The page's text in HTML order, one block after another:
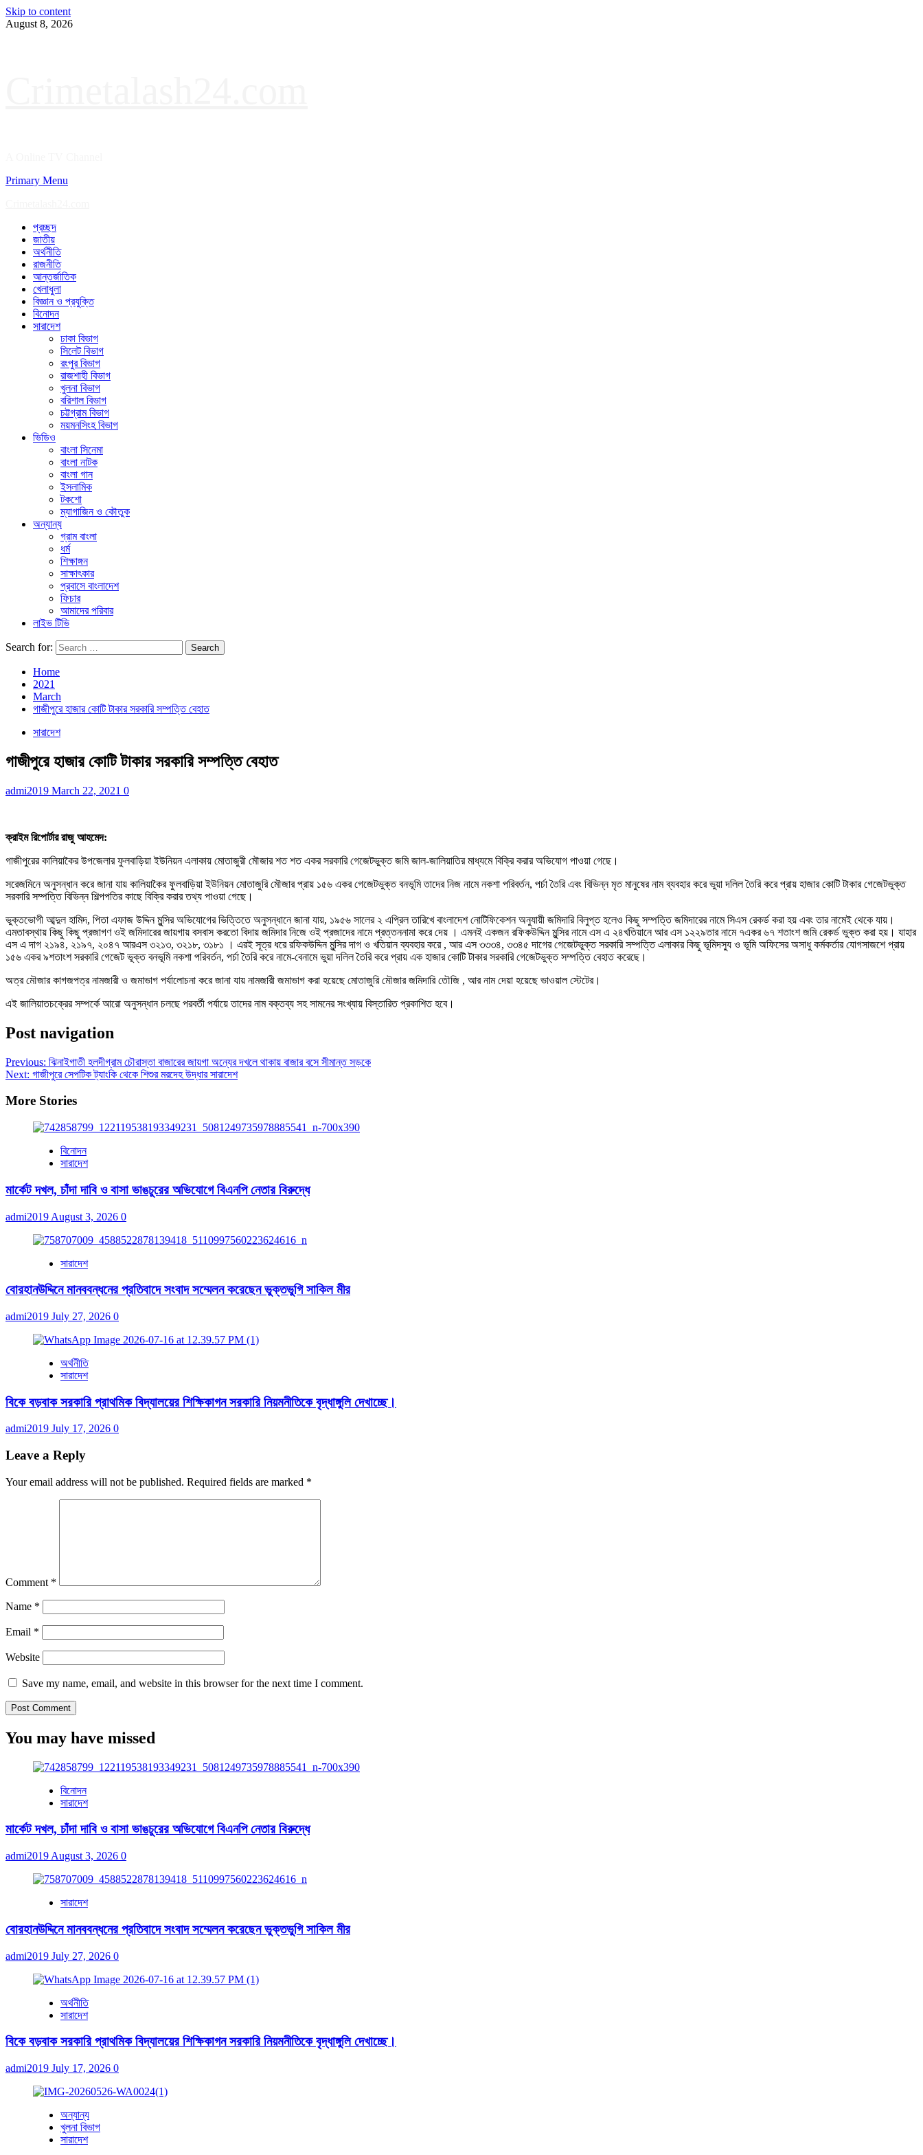
Skip to content
August 8, 2026
Primary Menu
প্রচ্ছদ
জাতীয়
অর্থনীতি
রাজনীতি
আন্তর্জাতিক
খেলাধুলা
বিজ্ঞান ও প্রযুক্তি
বিনোদন
সারাদেশ
ঢাকা বিভাগ
সিলেট বিভাগ
রংপুর বিভাগ
রাজশাহী বিভাগ
খুলনা বিভাগ
বরিশাল বিভাগ
চট্টগ্রাম বিভাগ
ময়মনসিংহ বিভাগ
ভিডিও
বাংলা সিনেমা
বাংলা নাটক
বাংলা গান
ইসলামিক
টকশো
ম্যাগাজিন ও কৌতুক
অন্যান্য
গ্রাম বাংলা
ধর্ম
শিক্ষাঙ্গন
সাক্ষাৎকার
প্রবাসে বাংলাদেশ
ফিচার
আমাদের পরিবার
লাইভ টিভি
Search for:
Home
2021
March
গাজীপুরে হাজার কোটি টাকার সরকারি সম্পত্তি বেহাত
সারাদেশ
গাজীপুরে হাজার কোটি টাকার সরকারি সম্পত্তি বেহাত
admi2019 March 22, 2021 0
ক্রাইম রিপোর্টার রাজু আহমেদ:
গাজীপুরের কালিয়াকৈর উপজেলার ফুলবাড়িয়া ইউনিয়ন এলাকায় মোতাজুরী মৌজার শত শত একর সরকারি গেজেটভুক্ত জমি জাল-জালিয়াতির মাধ্যমে বিক্রি করার অভিযোগ পাওয়া গেছে।
সরেজমিনে অনুসন্ধান করে জানা যায় কালিয়াকৈর ফুলবাড়িয়া ইউনিয়ন মোতাজুরি মৌজার প্রায় ১৫৬ একর গেজেটভুক্ত বনভূমি তাদের নিজ নামে নকশা পরিবর্তন, পর্চা তৈরি এবং বিভিন্ন মৃত মানুষের নাম ব্যবহার করে ভুয়া দলিল তৈরি করে প্রায় হাজার কোটি টাকার গেজেটভুক্ত
সরকারি সম্পত্তি বিভিন্ন শিল্পপতির কাছে বিক্রি করার তথ্য পাওয়া গেছে।
ভুক্তভোগী আব্দুল হামিদ, পিতা এফাজ উদ্দিন মুন্সির অভিযোগের ভিত্তিতে অনুসন্ধানে জানা যায়, ১৯৫৬ সালের ২ এপ্রিল তারিখে বাংলাদেশ নোটিফিকেশন অনুযায়ী জমিদারি বিলুপ্ত হলেও কিছু সম্পত্তি জমিদারের নামে সিএস রেকর্ড করা হয় এবং তার নামেই থেকে যায়।
এমতাবস্থায় কিছু কিছু প্রজাগণ ওই জমিদারের জায়গায় বসবাস করতো বিদায় জমিদার নিজে ওই প্রজাদের নামে প্রত্তননামা করে দেয় । এমনই একজন রফিকউদ্দিন মুন্সির নামে এস এ ২৪খতিয়ানে আর এস ১২২৯তার নামে ৭একর ৬৭ শতাংশ জমি রেকর্ড ভুক্ত করা হয়। যাহার
এস এ দাগ ২১৯৪, ২১৯৭, ২০৪৭ আরএস ৩২১৩, ৩২১৮, ৩১৮১ । এরই সূত্র ধরে রফিকউদ্দিন মুন্সির দাগ ও খতিয়ান ব্যবহার করে , আর এস ৩৩৩৪, ৩৩৪৫ দাগের গেজেটভুক্ত সরকারি সম্পত্তি এলাকার কিছু ভূমিদস্যু ও ভূমি অফিসের অসাধু কর্মকর্তার যোগসাজশে প্রায়
১৫৬ একর ৯শতাংশ সরকারি গেজেট ভূক্ত বনভূমি নকশা পরিবর্তন, পর্চা তৈরি করে নামে-বেনামে ভুয়া দলিল তৈরি করে প্রায় এক হাজার কোটি টাকার সরকারি গেজেটভুক্ত সম্পত্তি বেহাত করেছে।
অত্র মৌজার কাগজপত্র নামজারী ও জমাভাগ পর্যালোচনা করে জানা যায় নামজারী জমাভাগ করা হয়েছে মোতাজুরি মৌজার জমিদারি তৌজি , আর নাম দেয়া হয়েছে ভাওয়াল স্টেটের।
এই জালিয়াতচক্রের সম্পর্কে আরো অনুসন্ধান চলছে পরবর্তী পর্যায়ে তাদের নাম বক্তব্য সহ সামনের সংখ্যায় বিস্তারিত প্রকাশিত হবে।
Post navigation
Previous: ঝিনাইগাতী হলদীগ্রাম চৌরাস্তা বাজারের জায়গা অন্যের দখলে থাকায় বাজার বসে সীমান্ত সড়কে
Next: গাজীপুরে সেপটিক ট্যাংকি থেকে শিশুর মরদেহ উদ্ধার সারাদেশ
More Stories
বিনোদন
সারাদেশ
মার্কেট দখল, চাঁদা দাবি ও বাসা ভাঙচুরের অভিযোগে বিএনপি নেতার বিরুদ্ধে
admi2019 August 3, 2026 0
সারাদেশ
বোরহানউদ্দিনে মানববন্ধনের প্রতিবাদে সংবাদ সম্মেলন করেছেন ভুক্তভুগি সাকিল মীর
admi2019 July 27, 2026 0
অর্থনীতি
সারাদেশ
বিকে বড়বাক সরকারি প্রাথমিক বিদ্যালয়ের শিক্ষিকাগন সরকারি নিয়মনীতিকে বৃদ্ধাঙ্গুলি দেখাচ্ছে।
admi2019 July 17, 2026 0
Leave a Reply
Your email address will not be published. Required fields are marked *
Comment *
Name *
Email *
Website
Save my name, email, and website in this browser for the next time I comment.
You may have missed
বিনোদন
সারাদেশ
মার্কেট দখল, চাঁদা দাবি ও বাসা ভাঙচুরের অভিযোগে বিএনপি নেতার বিরুদ্ধে
admi2019 August 3, 2026 0
সারাদেশ
বোরহানউদ্দিনে মানববন্ধনের প্রতিবাদে সংবাদ সম্মেলন করেছেন ভুক্তভুগি সাকিল মীর
admi2019 July 27, 2026 0
অর্থনীতি
সারাদেশ
বিকে বড়বাক সরকারি প্রাথমিক বিদ্যালয়ের শিক্ষিকাগন সরকারি নিয়মনীতিকে বৃদ্ধাঙ্গুলি দেখাচ্ছে।
admi2019 July 17, 2026 0
অন্যান্য
খুলনা বিভাগ
সারাদেশ